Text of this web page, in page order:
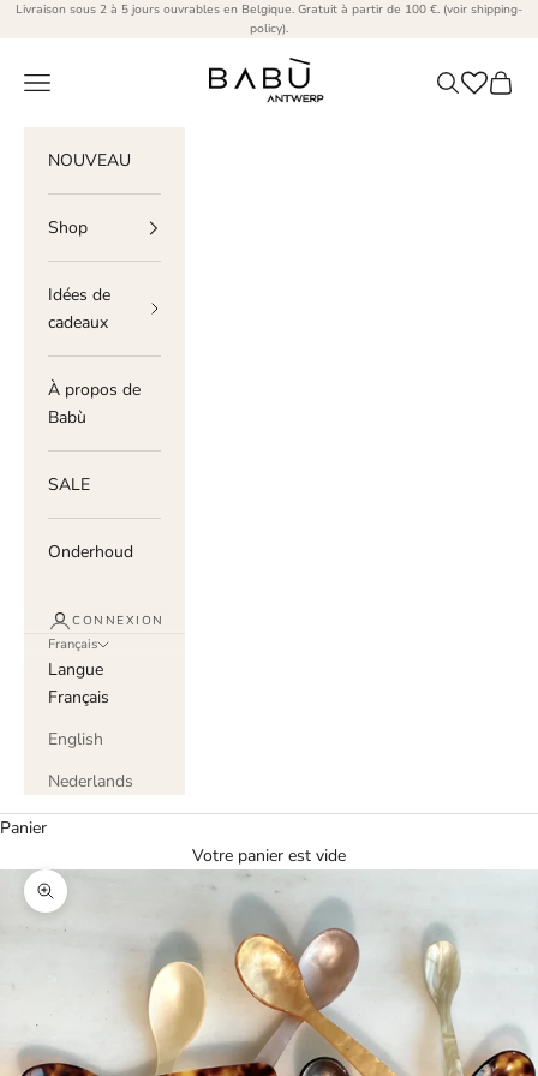
Passer au contenu
Livraison sous 2 à 5 jours ouvrables en Belgique. Gratuit à partir de 100 €. (voir shipping-
policy).
Babù Antwerp
Menu Recherche
Panier
NOUVEAU
Shop
Idées de
cadeaux
À propos de
Babù
SALE
Onderhoud
CONNEXION
Français
Langue
Français
English
Nederlands
Panier
Votre panier est vide
Zoomer sur l'image